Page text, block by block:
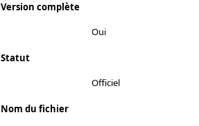
Version complète
Oui
Statut
Officiel
Nom du fichier